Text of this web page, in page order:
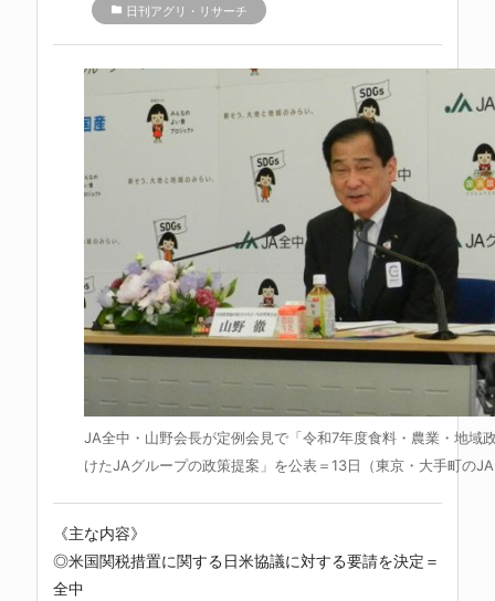
folder 日刊アグリ・リサーチ
JA全中・山野会長が定例会見で「令和7年度食料・農業・地域
けたJAグループの政策提案」を公表＝13日（東京・大手町の
《主な内容》
◎米国関税措置に関する日米協議に対する要請を決定＝
全中